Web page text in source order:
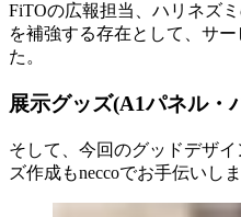
FiTOの広報担当、ハリネズ
を補強する存在として、サ
た。
展示グッズ(A1パネル・
そして、今回のグッドデザ
ズ作成もneccoでお手伝いしま